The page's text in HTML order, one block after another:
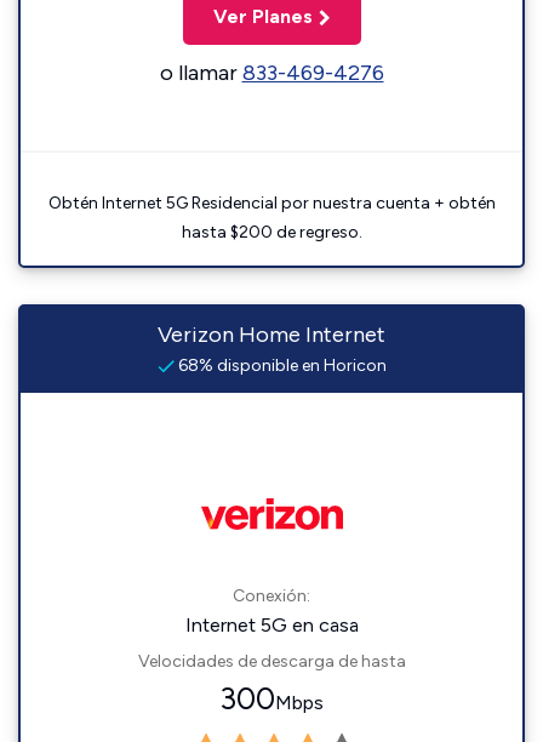
Ver Planes
o llamar833-469-4276
Obtén Internet 5G Residencial por nuestra cuenta + obtén
hasta $200 de regreso.
Verizon Home Internet
68% disponible en Horicon
Conexión:
Internet 5G en casa
Velocidades de descarga de hasta
300Mbps